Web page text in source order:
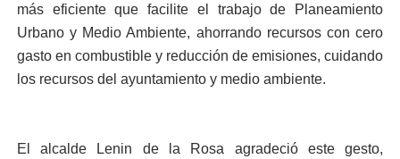
más eficiente que facilite el trabajo de Planeamiento
Urbano y Medio Ambiente, ahorrando recursos con cero
gasto en combustible y reducción de emisiones, cuidando
los recursos del ayuntamiento y medio ambiente.
El alcalde Lenin de la Rosa agradeció este gesto,